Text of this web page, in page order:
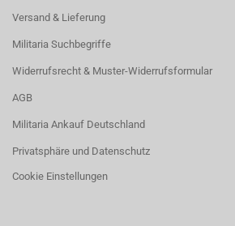
Versand & Lieferung
Militaria Suchbegriffe
Widerrufsrecht & Muster-Widerrufsformular
AGB
Militaria Ankauf Deutschland
Privatsphäre und Datenschutz
Cookie Einstellungen